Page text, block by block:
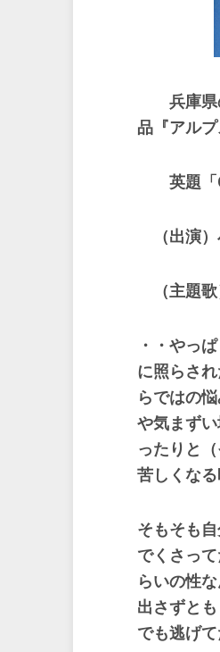
兵庫
品『アル
英題「
（出演）
（主題歌
・・やっ
に照らさ
らではの
や気まず
ったりと
苦しくな
そもそも
でくさっ
らいの性
出さずと
でも逃げて